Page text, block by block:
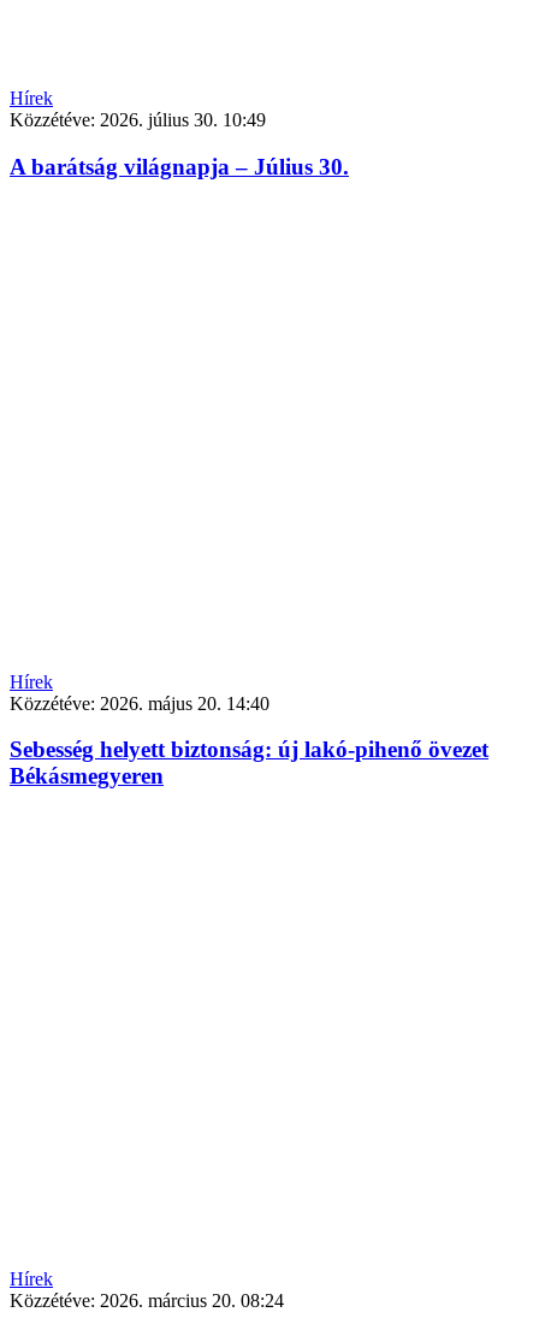
Hírek
Közzétéve: 2026. július 30. 10:49
A barátság világnapja – Július 30.
Hírek
Közzétéve: 2026. május 20. 14:40
Sebesség helyett biztonság: új lakó-pihenő övezet
Békásmegyeren
Hírek
Közzétéve: 2026. március 20. 08:24